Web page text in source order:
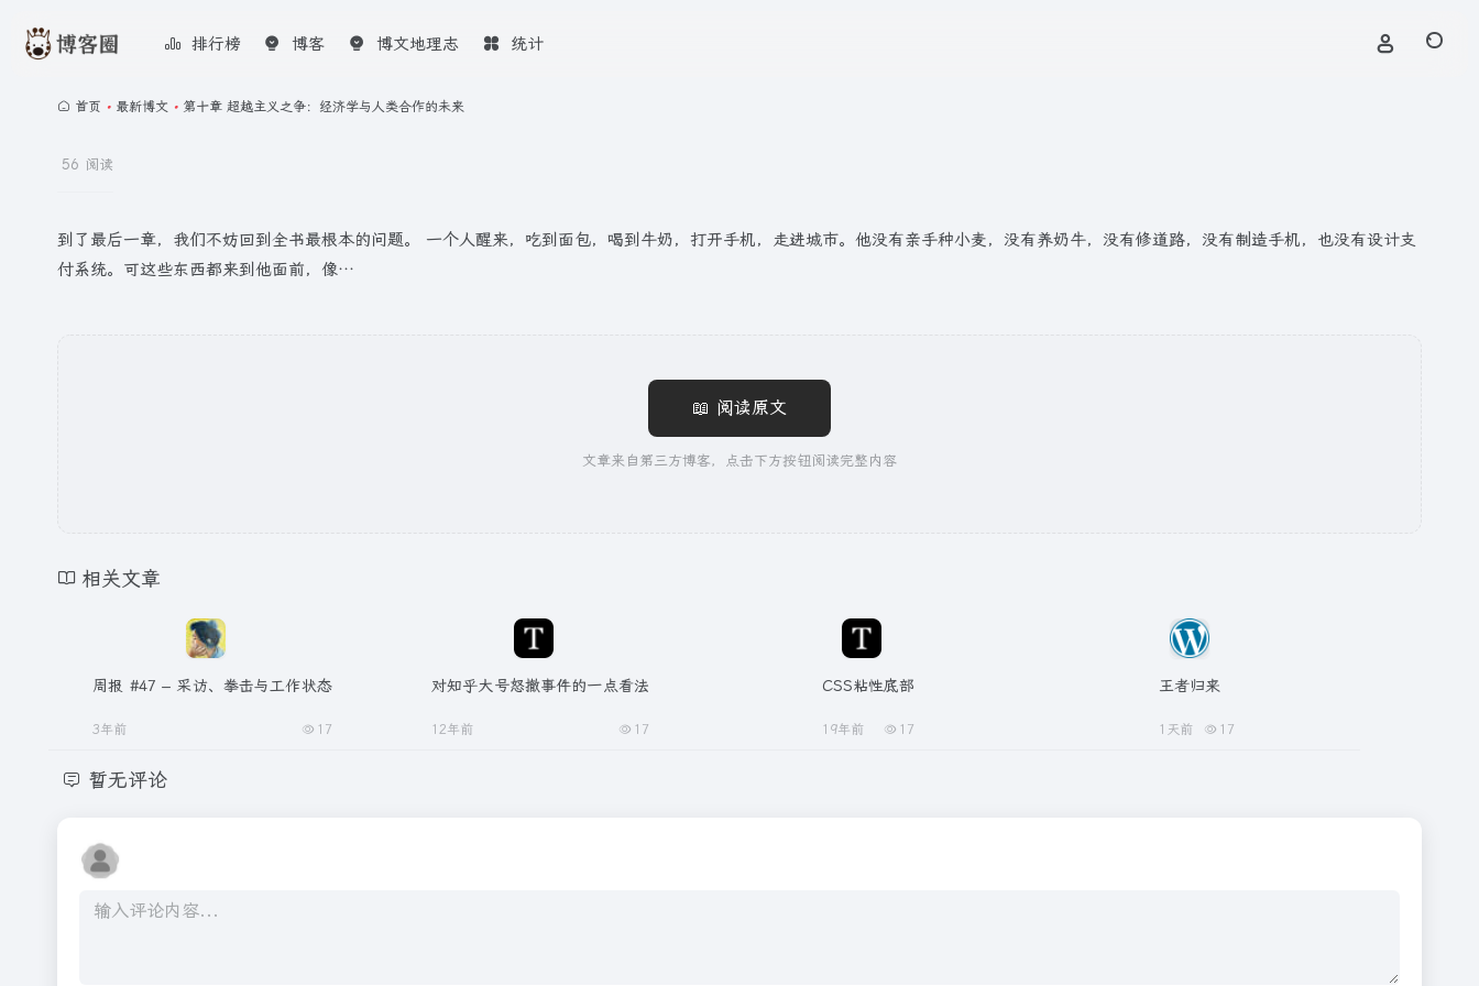
排行榜 博客 博文地理志 统计
首页 • 最新博文 • 第十章 超越主义之争：经济学与人类合作的未来
56 阅读
到了最后一章，我们不妨回到全书最根本的问题。 一个人醒来，吃到面包，喝到牛奶，打开手机，走进城市。他没有亲手种小麦，没有养奶牛，没有修道路，没有制造手机，也没有设计支
付系统。可这些东西都来到他面前，像…
📖 阅读原文
文章来自第三方博客，点击下方按钮阅读完整内容
相关文章
周报 #47 – 采访、拳击与工作状态
3年前 17
对知乎大号怒撤事件的一点看法
12年前 17
CSS粘性底部
19年前 17
王者归来
1天前 17
暂无评论